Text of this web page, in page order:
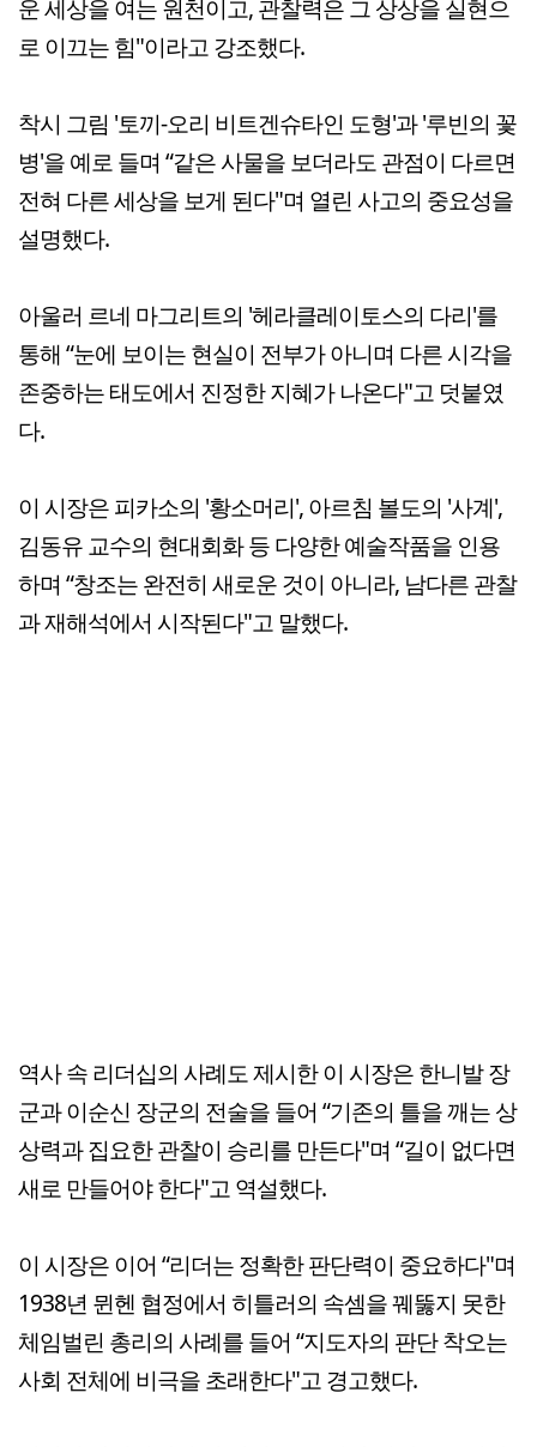
운 세상을 여는 원천이고, 관찰력은 그 상상을 실현으
로 이끄는 힘"이라고 강조했다.
착시 그림 '토끼-오리 비트겐슈타인 도형'과 '루빈의 꽃
병'을 예로 들며 “같은 사물을 보더라도 관점이 다르면
전혀 다른 세상을 보게 된다"며 열린 사고의 중요성을
설명했다.
아울러 르네 마그리트의 '헤라클레이토스의 다리'를
통해 “눈에 보이는 현실이 전부가 아니며 다른 시각을
존중하는 태도에서 진정한 지혜가 나온다"고 덧붙였
다.
이 시장은 피카소의 '황소머리', 아르침 볼도의 '사계',
김동유 교수의 현대회화 등 다양한 예술작품을 인용
하며 “창조는 완전히 새로운 것이 아니라, 남다른 관찰
과 재해석에서 시작된다"고 말했다.
역사 속 리더십의 사례도 제시한 이 시장은 한니발 장
군과 이순신 장군의 전술을 들어 “기존의 틀을 깨는 상
상력과 집요한 관찰이 승리를 만든다"며 “길이 없다면
새로 만들어야 한다"고 역설했다.
이 시장은 이어 “리더는 정확한 판단력이 중요하다"며
1938년 뮌헨 협정에서 히틀러의 속셈을 꿰뚫지 못한
체임벌린 총리의 사례를 들어 “지도자의 판단 착오는
사회 전체에 비극을 초래한다"고 경고했다.